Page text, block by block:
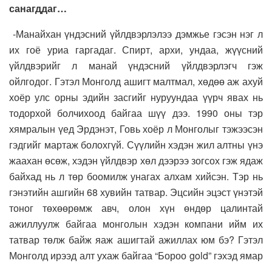
санагддаг…
-Манайхан үндэсний үйлдвэрлэлээ дэмжье гэсэн нэг л
их гоё уриа гаргадаг. Спирт, архи, ундаа, жүүсний
үйлдвэрийг л манай үндэсний үйлдвэрлэгч гэж
ойлгодог. Гэтэл Монголд ашигт малтмал, хөдөө аж ахуй
хоёр улс орны эдийн засгийг нуруундаа үүрч явах нь
тодорхой болчихоод байгаа шүү дээ. 1990 оны тэр
хямралын үед Эрдэнэт, Говь хоёр л Монголыг тэжээсэн
гэдгийг мартаж болохгүй. Сүүлийн хэдэн жил алтны үнэ
жаахан өсөж, хэдэн үйлдвэр хөл дээрээ зогсох гэж ядаж
байхад нь л төр боомилж унагах алхам хийсэн. Тэр нь
гэнэтийн ашгийн 68 хувийн татвар. Эцсийн эцэст үнэтэй
тоног төхөөрөмж авч, олон хүн өндөр цалинтай
ажиллуулж байгаа монголын хэдэн компани ийм их
татвар төлж байж яаж ашигтай ажиллах юм бэ? Гэтэл
Монголд ирээд алт ухаж байгаа “Бороо gold” гэхэд ямар